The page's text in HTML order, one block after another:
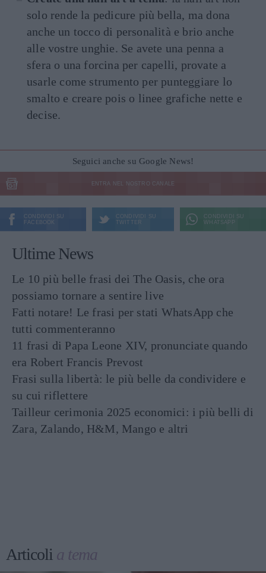
solo rende la pedicure più bella, ma dona
anche un tocco di personalità e brio anche
alle vostre unghie. Se avete una penna a
sfera o una forcina per capelli, provate a
usarle come strumento per punteggiare lo
smalto e creare pois o linee grafiche nette e
decise.
Seguici anche su Google News!
ENTRA NEL NOSTRO CANALE
CONDIVIDI SU
FACEBOOK
CONDIVIDI SU
TWITTER
CONDIVIDI SU
WHATSAPP
Ultime News
Le 10 più belle frasi dei The Oasis, che ora
possiamo tornare a sentire live
Fatti notare! Le frasi per stati WhatsApp che
tutti commenteranno
11 frasi di Papa Leone XIV, pronunciate quando
era Robert Francis Prevost
Frasi sulla libertà: le più belle da condividere e
su cui riflettere
Tailleur cerimonia 2025 economici: i più belli di
Zara, Zalando, H&M, Mango e altri
Articoli a tema